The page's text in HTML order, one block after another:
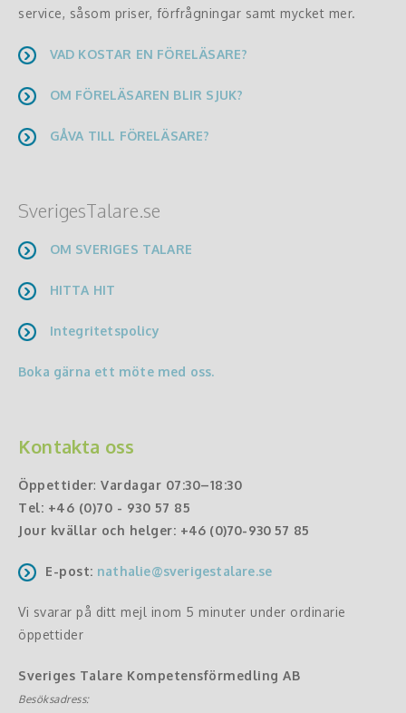
service, såsom priser, förfrågningar samt mycket mer.
VAD KOSTAR EN FÖRELÄSARE?
OM FÖRELÄSAREN BLIR SJUK?
GÅVA TILL FÖRELÄSARE?
SverigesTalare.se
OM SVERIGES TALARE
HITTA HIT
Integritetspolicy
Boka gärna ett möte med oss.
Kontakta oss
Öppettider: Vardagar 07:30–18:30
Tel: +46 (0)70 - 930 57 85
Jour kvällar och helger: +46 (0)70-930 57 85
E-post: nathalie@sverigestalare.se
Vi svarar på ditt mejl inom 5 minuter under ordinarie
öppettider
Sveriges Talare Kompetensförmedling AB
Besöksadress: